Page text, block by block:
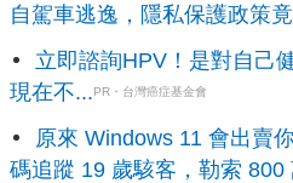
自駕車逃逸，隱私保護政策
立即諮詢HPV！是對自己
現在不...PR・台灣癌症基金會
原來 Windows 11 會出賣
碼追蹤 19 歲駭客，勒索 800